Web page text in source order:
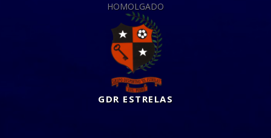
HOMOLGADO
GDR ESTRELAS